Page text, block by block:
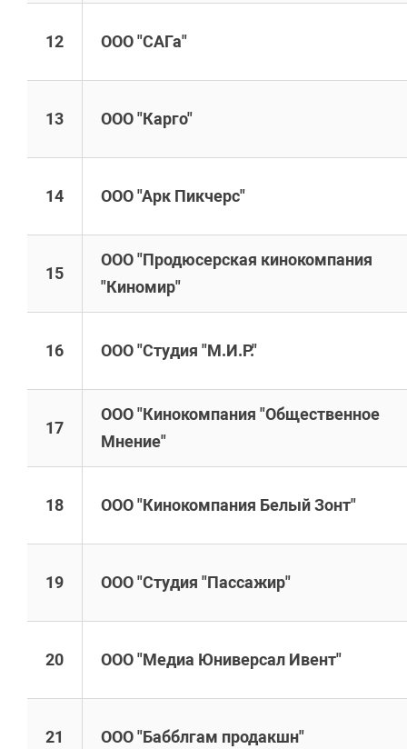
12 ООО "САГа"
13 ООО "Карго"
14 ООО "Арк Пикчерс"
15
ООО "Продюсерская кинокомпания
"Киномир"
16 ООО "Студия "М.И.Р."
17
ООО "Кинокомпания "Общественное
Мнение"
18 ООО "Кинокомпания Белый Зонт"
19 ООО "Студия "Пассажир"
20 ООО "Медиа Юниверсал Ивент"
21 ООО "Бабблгам продакшн"